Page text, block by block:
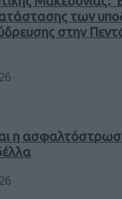
των
στην
η